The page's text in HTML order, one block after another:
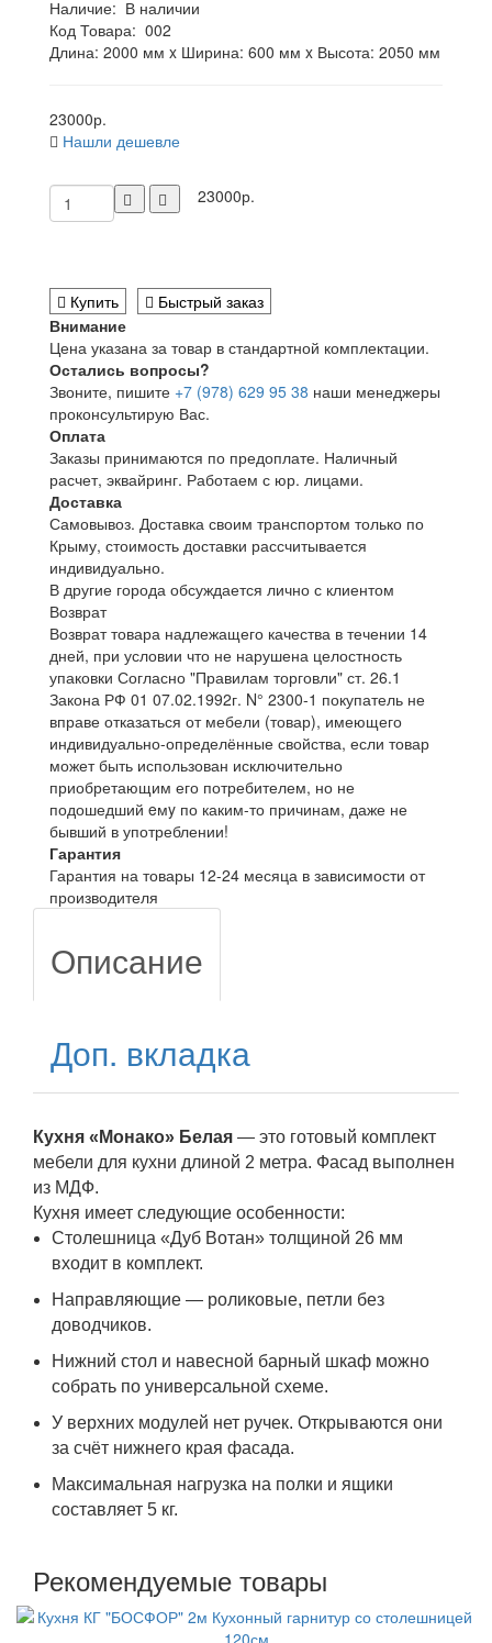
Наличие: В наличии
Код Товара: 002
Длина: 2000 мм x Ширина: 600 мм x Высота: 2050 мм
23000р.
Нашли дешевле
23000р.
Купить
Быстрый заказ
Внимание
Цена указана за товар в стандартной комплектации.
Остались вопросы?
Звоните, пишите +7 (978) 629 95 38 наши менеджеры
проконсультирую Вас.
Оплата
Заказы принимаются по предоплате. Наличный
расчет, эквайринг. Работаем с юр. лицами.
Доставка
Самовывоз. Доставка своим транспортом только по
Крыму, стоимость доставки рассчитывается
индивидуально.
В другие города обсуждается лично с клиентом
Возврат
Возврат товара надлежащего качества в течении 14
дней, при условии что не нарушена целостность
упаковки Согласно "Правилам торговли" ст. 26.1
Закона РФ 01 07.02.1992г. N° 2300-1 покупатель не
вправе отказаться от мебели (товар), имеющего
индивидуально-определённые свойства, если товар
может быть использован исключительно
приобретающим его потребителем, но не
подошедший eмy по каким-то причинам, даже не
бывший в употреблении!
Гарантия
Гарантия на товары 12-24 месяца в зависимости от
производителя
Описание
Доп. вкладка
Кухня «Монако» Белая — это готовый комплект
мебели для кухни длиной 2 метра. Фасад выполнен
из МДФ.
Кухня имеет следующие особенности:
Столешница «Дуб Вотан» толщиной 26 мм
входит в комплект.
Направляющие — роликовые, петли без
доводчиков.
Нижний стол и навесной барный шкаф можно
собрать по универсальной схеме.
У верхних модулей нет ручек. Открываются они
за счёт нижнего края фасада.
Максимальная нагрузка на полки и ящики
составляет 5 кг.
Рекомендуемые товары